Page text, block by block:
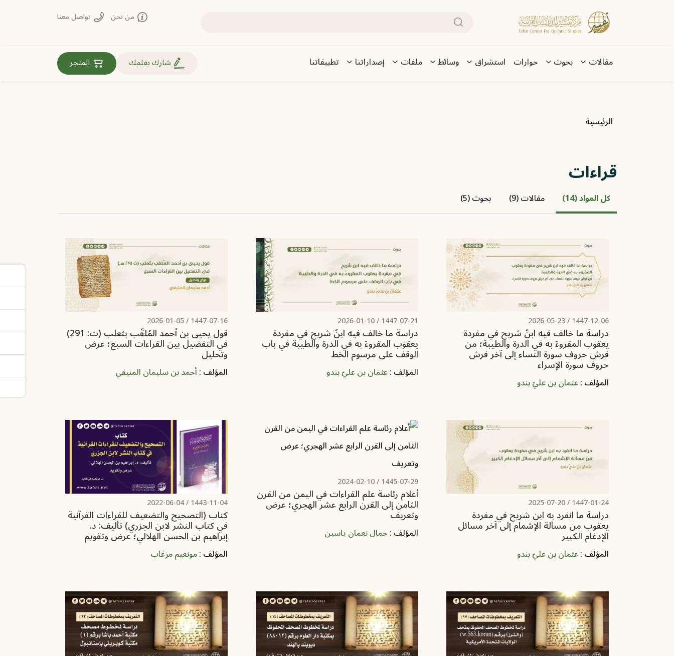
تجاوز إلى المحتوى الرئيسي
بحث من نحن تواصل معنا
Main navigation
مقالات بحوث حوارات استشراق وسائط ملفات إصداراتنا تطبيقاتنا روابط مهمة
شارك بقلمك المتجر
مسار التنقل
الرئيسية
قراءات
كل المواد (14) مقالات (9) بحوث (5)
1447-12-06 /
2026-05-23
دراسة ما خالف فيه ابنُ شريح في مفردة
يعقوب المقروءَ به في الدرة والطيبة؛ من
فرش حروف سورة النساء إلى آخر فرش
حروف سورة الإسراء
المؤلف :عثمان بن عليّ بندو
1447-07-21 /
2026-01-10
دراسة ما خالف فيه ابنُ شريح في مفردة
يعقوب المقروءَ به في الدرة والطيبة في باب
الوقف على مرسوم الخط
المؤلف :عثمان بن عليّ بندو
1447-07-16 /
2026-01-05
‏‌‌‌‌قول يحيى بن أحمد المُلقّب بثعلب (ت: 291)
في التفضيل بين القراءات ‏السبع؛ ‏عرض
وتحليل‏
المؤلف :أحمد بن سليمان المنيفي
1447-01-24 /
2025-07-20
دراسة ما انفرد به ابن شريح في مفردة
يعقوب من مسألة الإشمام إلى آخر مسائل
الإدغام الكبير
المؤلف :عثمان بن عليّ بندو
1445-07-29 /
2024-02-10
أعلام رئاسة علم القراءات في اليمن من القرن
الثامن إلى القرن الرابع عشر الهجري؛ عرض
وتعريف ‏
المؤلف :جمال نعمان ياسين
1443-11-04 /
2022-06-04
كتاب (التصحيح والتضعيف للقراءات القرآنية
في كتاب النشر لابن الجزري) تأليف: د.
إبراهيم بن الحسن الهلالي؛ عرض وتقويم
المؤلف :مونعيم مزغاب